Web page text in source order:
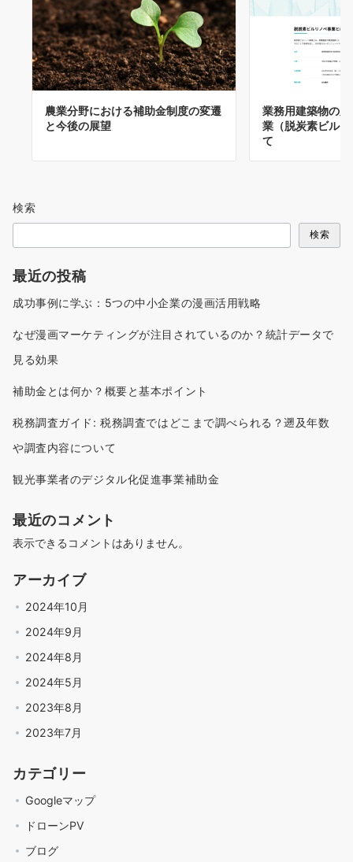
農業分野における補助金制度の変遷
と今後の展望
業務用建築物の
業（脱炭素ビル
て
検索
検索
最近の投稿
成功事例に学ぶ：5つの中小企業の漫画活用戦略
なぜ漫画マーケティングが注目されているのか？統計データで
見る効果
補助金とは何か？概要と基本ポイント
税務調査ガイド: 税務調査ではどこまで調べられる？遡及年数
や調査内容について
観光事業者のデジタル化促進事業補助金
最近のコメント
表示できるコメントはありません。
アーカイブ
2024年10月
2024年9月
2024年8月
2024年5月
2023年8月
2023年7月
カテゴリー
Googleマップ
ドローンPV
ブログ